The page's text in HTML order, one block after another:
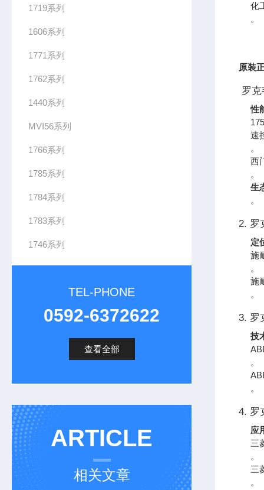
1719系列
1606系列
1771系列
1762系列
1440系列
MVI56系列
1766系列
1785系列
1784系列
1783系列
1746系列
TEL-PHONE
0592-6372622
查看全部
ARTICLE
相关文章
化
。
原装
罗
性
速
。
西
。
生
。
2. 罗
定
施
。
施
。
3. 罗
技
。
。
4. 罗
应
三
。
三
。